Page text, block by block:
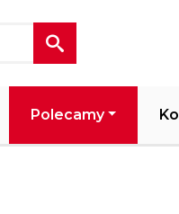
Polecamy